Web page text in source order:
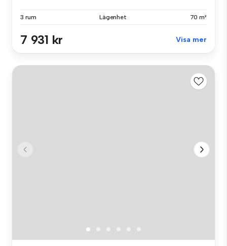
3 rum Lägenhet 70 m²
7 931 kr Visa mer